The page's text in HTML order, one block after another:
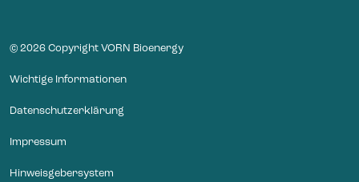
© 2026 Copyright VORN Bioenergy
Wichtige Informationen
Datenschutzerklärung
Impressum
Hinweisgebersystem